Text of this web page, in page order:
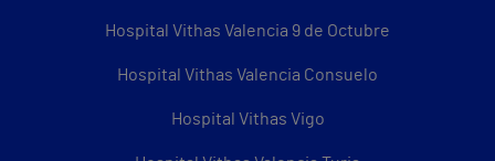
Hospital Vithas Valencia 9 de Octubre
Hospital Vithas Valencia Consuelo
Hospital Vithas Vigo